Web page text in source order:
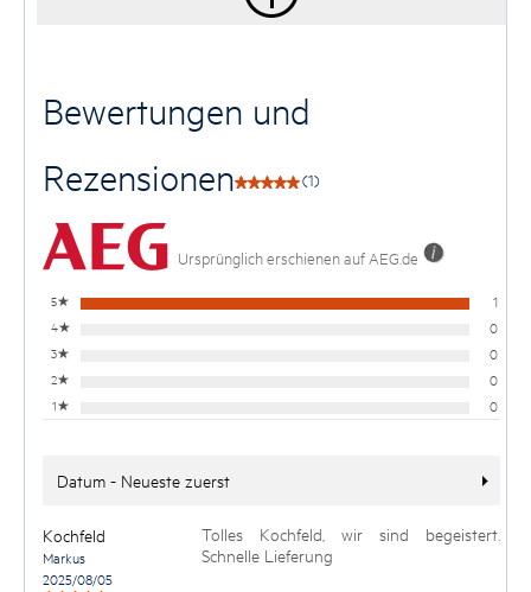
Bewertungen und
Rezensionen
(1)
Ursprünglich erschienen auf AEG.de
5★ 1
4★ 0
3★ 0
2★ 0
1★ 0
Datum - Neueste zuerst
Kochfeld
Markus
2025/08/05
Tolles Kochfeld, wir sind begeistert.
Schnelle Lieferung